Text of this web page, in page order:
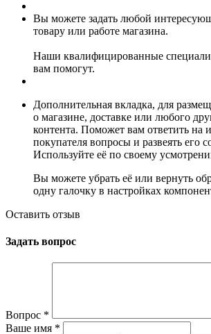
Вы можете задать любой
товару или работе магазина.
Наши квалифицированные
вам помогут.
Дополнительная вкладка, для
о магазине, доставке или любого
контента. Поможет вам ответить на
покупателя вопросы и развеять его
Используйте её по своему
Вы можете убрать её или вернуть
одну галочку в настройках
Оставить отзыв
Задать вопрос
Вопрос *
Ваше имя *